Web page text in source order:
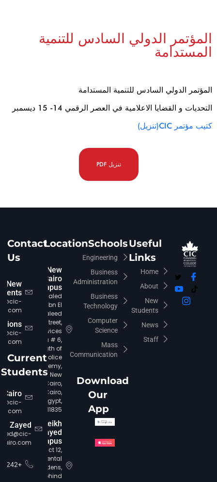
المؤتمر الدولي السادس للتنمية
المستدامة
المؤتمر الدولي السادس للتنمية المستدامة
التحديات و القضايا الاعلامية في العصر الرقمي 14- 15 ديسمبر
كتيب مؤتمر CIC
(تنزيل)
تنزيل PDF
Useful
Links
Home
About
New
Students
News
Staff
Schools
Engineering
Business
Administration
Business
Technology
Computer
Science
Mass
Communication
Download
Our
App
Location
New
Cairo
Campus
Khaled
Ibn El
Waleed
Street,
Services
Area # 6,
South of
Police
Academy,
New
Cairo,
Cairo,
Egypt,
11835.
Sheikh
Zayed
Campus
District 12,
Continental
Gardens,
behind
Contact
Us
New
Current
Students
Cairo
Zayed
cairo.com
+16242